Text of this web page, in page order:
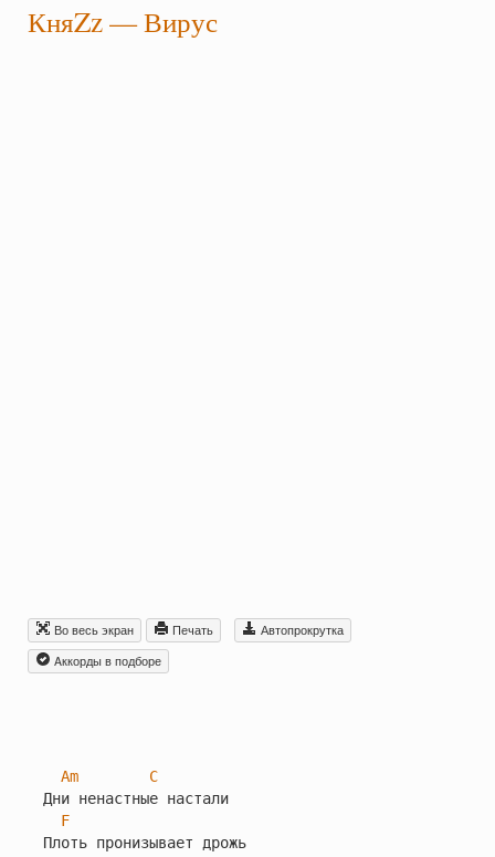
КняZz—Вирус
Во весь экран Печать
Автопрокрутка
Aккорды в подборе
Am
C
Дни ненастные настали
F
Плоть пронизывает дрожь